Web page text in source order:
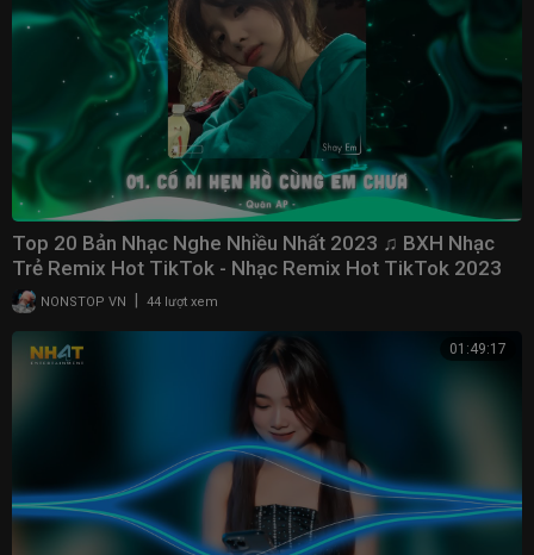
Top 20 Bản Nhạc Nghe Nhiều Nhất 2023 ♫ BXH Nhạc
Trẻ Remix Hot TikTok - Nhạc Remix Hot TikTok 2023
NONSTOP VN | 44 lượt xem
01:49:17